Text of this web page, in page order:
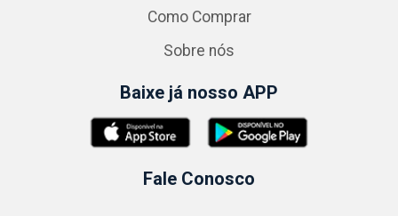
Como Comprar
Sobre nós
Baixe já nosso APP
Fale Conosco